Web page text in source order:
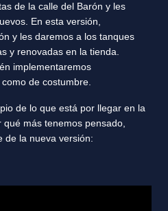
de la calle del Barón y les
En esta versión,
y les daremos a los tanques
y renovadas en la tienda.
implementaremos
de costumbre.
de lo que está por llegar en la
más tenemos pensado,
de la nueva versión: